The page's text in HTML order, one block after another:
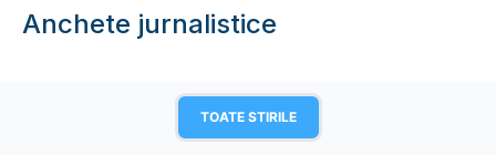
Anchete jurnalistice
TOATE STIRILE